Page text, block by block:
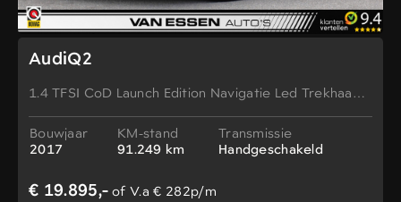
AudiQ2
1.4 TFSI CoD Launch Edition Navigatie Led Trekhaak
Bouwjaar
2017
KM-stand
91.249 km
Transmissie
Handgeschakeld
€ 19.895,-of V.a € 282p/m